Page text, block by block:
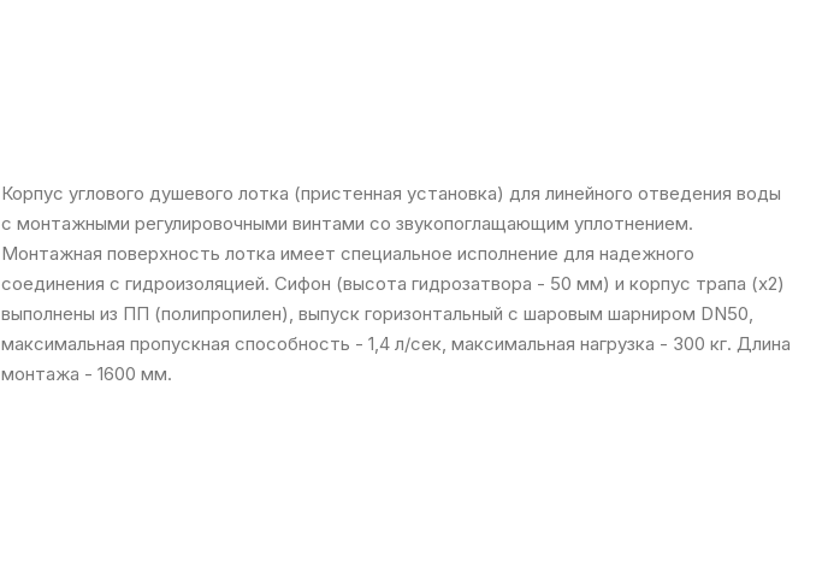
Корпус углового душевого лотка (пристенная установка) для линейного отведения воды
с монтажными регулировочными винтами со звукопоглащающим уплотнением.
Монтажная поверхность лотка имеет специальное исполнение для надежного
соединения с гидроизоляцией. Сифон (высота гидрозатвора - 50 мм) и корпус трапа (x2)
выполнены из ПП (полипропилен), выпуск горизонтальный с шаровым шарниром DN50,
максимальная пропускная способность - 1,4 л/сек, максимальная нагрузка - 300 кг. Длина
монтажа - 1600 мм.